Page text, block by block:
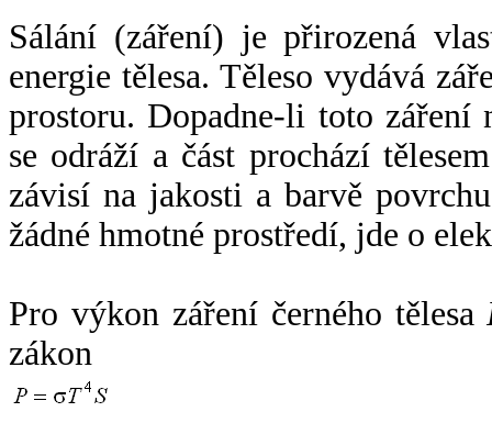
Sálání (záření) je přirozená
energie tělesa. Těleso vydává
prostoru. Dopadne-li toto záření
se odráží a část prochází
závisí na jakosti a barvě
žádné hmotné prostředí, jde o
Pro výkon záření černého tělesa
zákon